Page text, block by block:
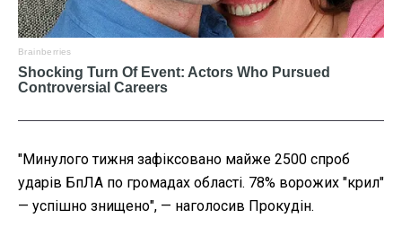
"Минулого тижня зафіксовано майже 2500 спроб
ударів БпЛА по громадах області. 78% ворожих "крил"
— успішно знищено", — наголосив Прокудін.